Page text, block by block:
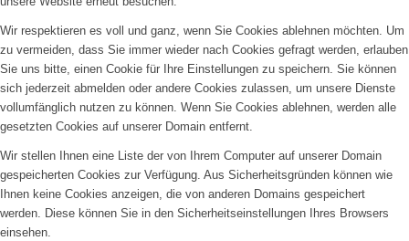
Wir respektieren es voll und ganz, wenn Sie Cookies ablehnen möchten. Um
zu vermeiden, dass Sie immer wieder nach Cookies gefragt werden, erlauben
Sie uns bitte, einen Cookie für Ihre Einstellungen zu speichern. Sie können
sich jederzeit abmelden oder andere Cookies zulassen, um unsere Dienste
vollumfänglich nutzen zu können. Wenn Sie Cookies ablehnen, werden alle
gesetzten Cookies auf unserer Domain entfernt.
Wir stellen Ihnen eine Liste der von Ihrem Computer auf unserer Domain
gespeicherten Cookies zur Verfügung. Aus Sicherheitsgründen können wie
Ihnen keine Cookies anzeigen, die von anderen Domains gespeichert
werden. Diese können Sie in den Sicherheitseinstellungen Ihres Browsers
einsehen.